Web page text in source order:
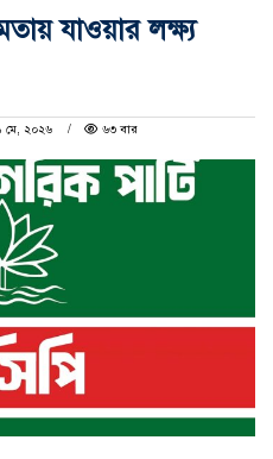
যাওয়ার লক্ষ্য
মে, ২০২৬
৬৩ বার